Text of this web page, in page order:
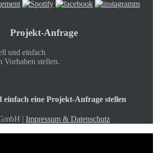
Projekt-Anfrage
und einfach
Vorhaben stellen.
einfach eine Projekt-Anfrage stellen
| Impressum & Datenschutz